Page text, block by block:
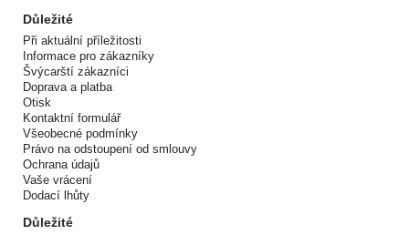
Důležité
Při aktuální příležitosti
Informace pro zákazníky
Švýcarští zákazníci
Doprava a platba
Otisk
Kontaktní formulář
Všeobecné podmínky
Právo na odstoupení od smlouvy
Ochrana údajů
Vaše vrácení
Dodací lhůty
Důležité